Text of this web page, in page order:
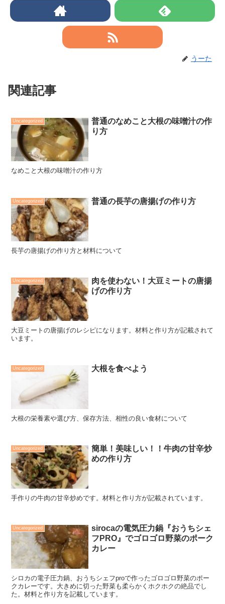
うーた
関連記事
Uncategorized
普通のなめこと大根の味噌汁の作
り方
なめこと大根の味噌汁の作り方
Uncategorized 普通の長芋の唐揚げの作り方
長芋の唐揚げの作り方と材料について
Uncategorized
肉を使わない！大豆ミートの唐揚
げの作り方
大豆ミートの唐揚げのレシピになります。材料と作り方が記載されて
います。
Uncategorized 大根を食べよう
大根の栄養素や選び方、保存方法、相性の良い食材について
Uncategorized
簡単！美味しい！！牛肉の甘辛炒
めの作り方
手作りの牛肉の甘辛炒めです。材料と作り方が記載されています。
Uncategorized
sirocaの電気圧力鍋『おうちシェ
フPRO』でゴロゴロ野菜のポーク
カレー
シロカの電子圧力鍋、おうちシェフproで作ったゴロゴロ野菜のポー
クカレーです。大きめに切った野菜も柔らかくホクホクの絶品でし
た。材料と作り方を記載しています。